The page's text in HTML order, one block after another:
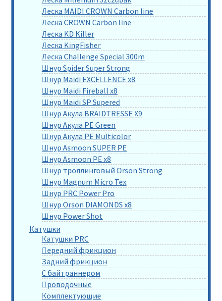
Леска MAIDI CROWN Carbon line
Леска CROWN Carbon line
Леска KD Killer
Леска KingFisher
Леска Challenge Special 300m
Шнур Spider Super Strong
Шнур Maidi EXCELLENCE x8
Шнур Maidi Fireball x8
Шнур Maidi SP Supered
Шнур Акула BRAIDTRESSE X9
Шнур Акула PE Green
Шнур Акула PE Multicolor
Шнур Asmoon SUPER PE
Шнур Asmoon PE x8
Шнур троллинговый Orson Strong
Шнур Magnum Micro Tex
Шнур PRC Power Pro
Шнур Orson DIAMONDS x8
Шнур Power Shot
Катушки
Катушки PRC
Передний фрикцион
Задний фрикцион
С байтраннером
Проводочные
Комплектующие